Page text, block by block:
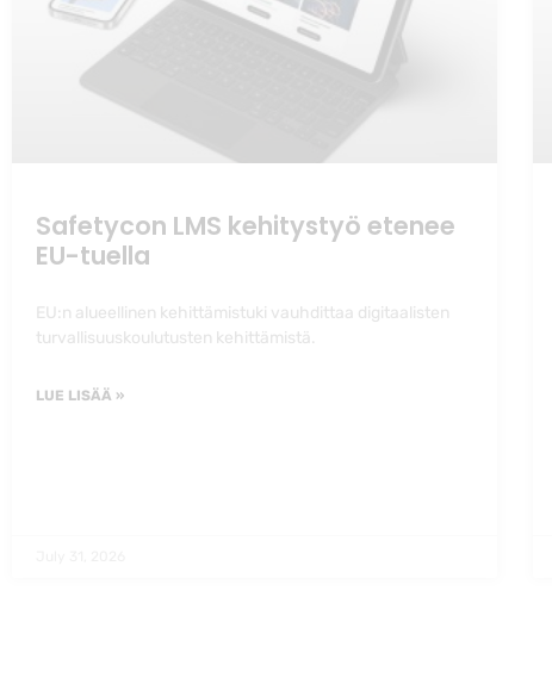
Safetycon LMS kehitystyö etenee
EU-tuella
EU:n alueellinen kehittämistuki vauhdittaa digitaalisten
turvallisuuskoulutusten kehittämistä.
LUE LISÄÄ »